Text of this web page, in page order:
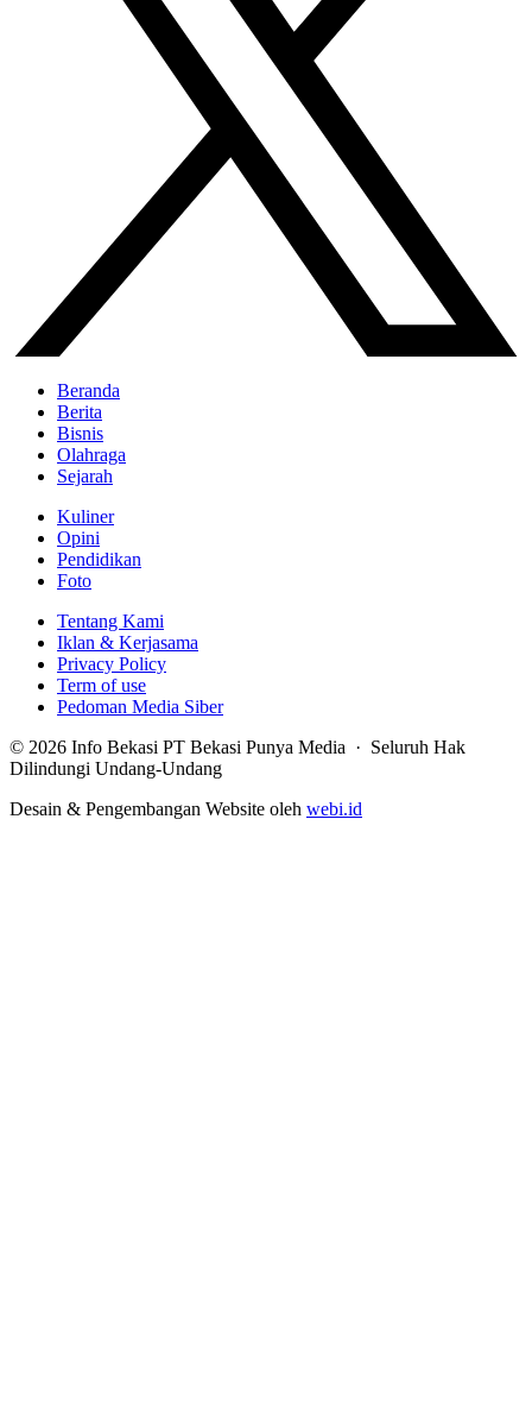
Beranda
Berita
Bisnis
Olahraga
Sejarah
Kuliner
Opini
Pendidikan
Foto
Tentang Kami
Iklan & Kerjasama
Privacy Policy
Term of use
Pedoman Media Siber
© 2026 Info Bekasi PT Bekasi Punya Media · Seluruh Hak
Dilindungi Undang-Undang
Desain & Pengembangan Website oleh webi.id